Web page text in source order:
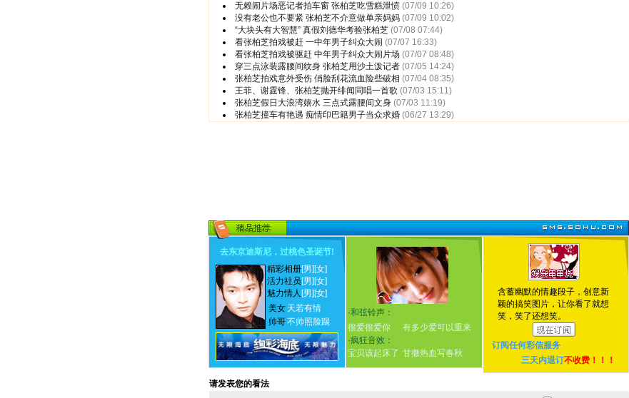
无赖闹片场恶记者拍车窗 张柏芝吃雪糕泄愤 (07/09 10:26)
没有老公也不要紧 张柏芝不介意做单亲妈妈 (07/09 10:02)
“大块头有大智慧” 真假刘德华考验张柏芝 (07/08 07:44)
看张柏芝拍戏被赶 一中年男子纠众大闹 (07/07 16:33)
看张柏芝拍戏被驱赶 中年男子纠众大闹片场 (07/07 08:48)
穿三点泳装露腰间纹身 张柏芝用沙土泼记者 (07/05 14:24)
张柏芝拍戏意外受伤 俏脸刮花流血险些破相 (07/04 08:35)
王菲、谢霆锋、张柏芝抛开绯闻同唱一首歌 (07/03 15:11)
张柏芝假日大浪湾嬉水 三点式露腰间文身 (07/03 11:19)
张柏芝撞车有艳遇 痴情印巴籍男子当众求婚 (06/27 13:29)
去东京迪斯尼，过桃色圣诞节!
精彩相册[男] [女]
活力社员 [男] [女]
魅力情人 [男] [女]
美女 天若有情
帅哥不帅照脸踢
·和弦铃声：
很爱很爱你
有多少爱可以重来
·疯狂音效：
宝贝该起床了 甘撒热血写春秋
含蓄幽默的情趣段子，创意新
颖的搞笑图片，让你看了就想
笑，笑了还想笑。
订阅任何彩信服务
三天内退订不收费！！！
请发表您的看法